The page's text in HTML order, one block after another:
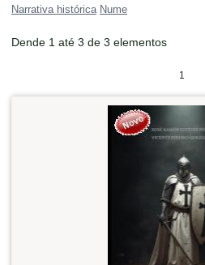
Narrativa histórica Nume
Dende 1 até 3 de 3 elementos
1